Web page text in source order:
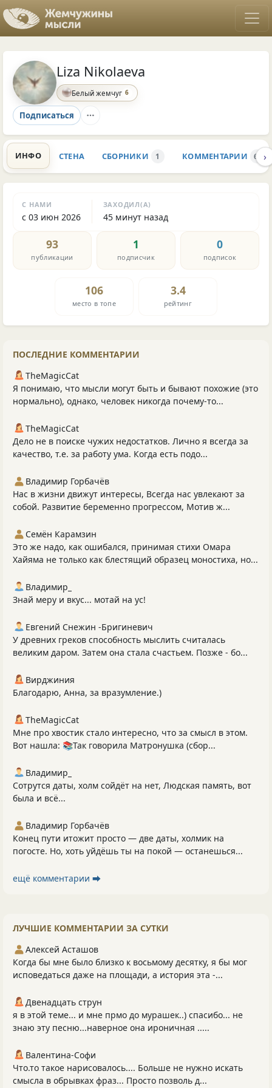
Liza Nikolaeva
Белый жемчуг 6
Подписаться
ИНФО СТЕНА СБОРНИКИ 1 КОММЕНТАРИИ 63 ›
С НАМИ
с 03 июн 2026
ЗАХОДИЛ(А)
45 минут назад
93
публикации
1
подписчик
0
подписок
106
место в топе
3.4
рейтинг
ПОСЛЕДНИЕ КОММЕНТАРИИ
TheMagicCat
Я понимаю, что мысли могут быть и бывают похожие (это
нормально), однако, человек никогда почему-то...
TheMagicCat
Дело не в поиске чужих недостатков. Лично я всегда за
качество, т.е. за работу ума. Когда есть подо...
Владимир Горбачёв
Нас в жизни движут интересы, Всегда нас увлекают за
собой. Развитие беременно прогрессом, Мотив ж...
Семён Карамзин
Это же надо, как ошибался, принимая стихи Омара
Хайяма не только как блестящий образец моностиха, но...
Владимир_
Знай меру и вкус... мотай на ус!
Евгений Снежин -Бригиневич
У древних греков способность мыслить считалась
великим даром. Затем она стала счастьем. Позже - бо...
Вирджиния
Благодарю, Анна, за вразумление.)
TheMagicCat
Мне про хвостик стало интересно, что за смысл в этом.
Вот нашла: 📚Так говорила Матронушка (сбор...
Владимир_
Сотрутся даты, холм сойдёт на нет, Людская память, вот
была и всё...
Владимир Горбачёв
Конец пути итожит просто — две даты, холмик на
погосте. Но, хоть уйдёшь ты на покой — останешься...
ещё комментарии ⮕
ЛУЧШИЕ КОММЕНТАРИИ ЗА СУТКИ
Алексей Асташов
Когда бы мне было близко к восьмому десятку, я бы мог
исповедаться даже на площади, а история эта -...
Двенадцать струн
я в этой теме... и мне прмо до мурашек..) спасибо... не
знаю эту песню...наверное она ироничная .....
Валентина-Софи
Что.то такое нарисовалось.... Больше не нужно искать
смысла в обрывках фраз... Просто позволь д...